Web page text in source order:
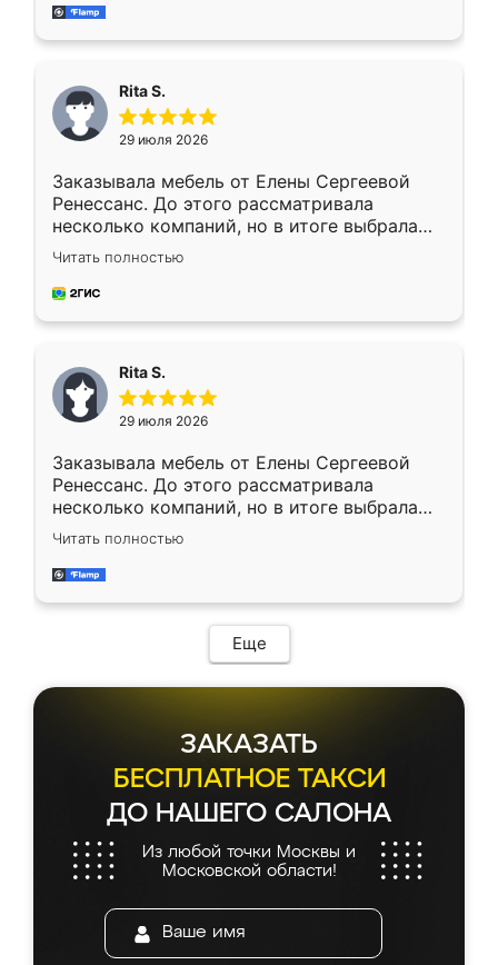
мебель за качественную работу!
Rita S.
29 июля 2026
Заказывала мебель от Елены Сергеевой
Ренессанс. До этого рассматривала
несколько компаний, но в итоге выбрала
эту. Сначала обговорили условия, потом
приехал замерщик, всё спокойно объяснил
и снял размеры. Изготовили в срок, с
каких-либо доработок. Качеством осталась
довольна, все выглядит так, как и ожидала.
Читать полностью
Rita S.
29 июля 2026
Заказывала мебель от Елены Сергеевой
Ренессанс. До этого рассматривала
несколько компаний, но в итоге выбрала
эту. Сначала обговорили условия, потом
приехал замерщик, всё спокойно объяснил
и снял размеры. Изготовили в срок, с
мебель сразу встала на свое место без
каких-либо доработок. Качеством осталась
довольна, все выглядит так, как и ожидала.
Читать полностью
Еще
ЗАКАЗАТЬ
БЕСПЛАТНОЕ ТАКСИ
ДО НАШЕГО САЛОНА
Из любой точки Москвы и
Московской области!